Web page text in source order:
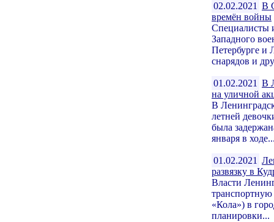
02.02.2021 В
времён войны
Специалисты
Западного
Петербурге и
снарядов и
01.02.2021 В
на уличной
В
летней
была
января в
01.02.2021
развязку в
Власти
транспортную
«Кола») в
планировки...